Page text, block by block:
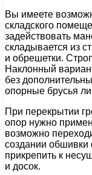
Вы имеете
складского
задействовать
складывается из
и обрешетки.
Наклонный
без
опорные брусья
При перекрытии
опор нужно
возможно
создании обшивки
прикрепить к
и досок.